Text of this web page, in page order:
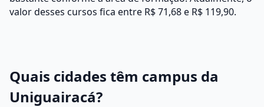
valor desses cursos fica entre R$ 71,68 e R$ 119,90.
Quais cidades têm campus da
Uniguairacá?